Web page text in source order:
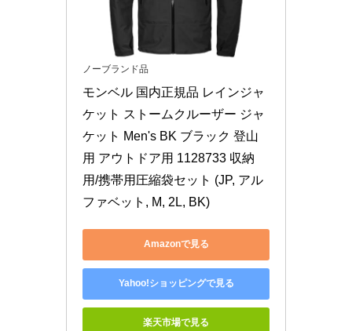
ノーブランド品
モンベル 国内正規品 レインジャ
ケット ストームクルーザー ジャ
ケット Men's BK ブラック 登山
用 アウトドア用 1128733 収納
用/携帯用圧縮袋セット (JP, アル
ファベット, M, 2L, BK)
Amazonで見る
Yahoo!ショッピングで見る
楽天市場で見る